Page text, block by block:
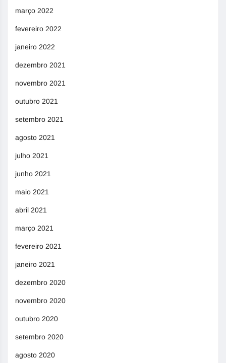
março 2022
fevereiro 2022
janeiro 2022
dezembro 2021
novembro 2021
outubro 2021
setembro 2021
agosto 2021
julho 2021
junho 2021
maio 2021
abril 2021
março 2021
fevereiro 2021
janeiro 2021
dezembro 2020
novembro 2020
outubro 2020
setembro 2020
agosto 2020